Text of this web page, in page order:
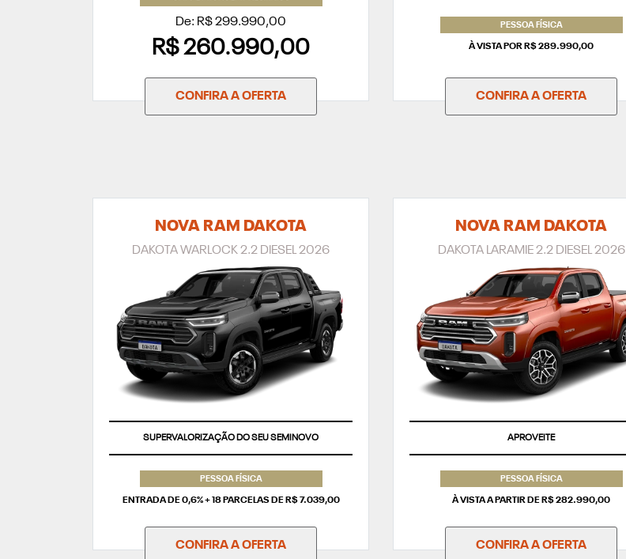
De: R$ 299.990,00
R$ 260.990,00
CONFIRA A OFERTA
PESSOA FÍSICA
À VISTA POR R$ 289.990,00
CONFIRA A OFERTA
NOVA RAM DAKOTA
DAKOTA WARLOCK 2.2 DIESEL 2026
TAXA ZERO
PESSOA FÍSICA
ENTRADA DE 0,6% + 18 PARCELAS DE R$ 7.039,00
CONFIRA A OFERTA
NOVA RAM DAKOTA
DAKOTA LARAMIE 2.2 DIESEL 2026
APROVEITE
PESSOA FÍSICA
À VISTA A PARTIR DE R$ 282.990,00
CONFIRA A OFERTA